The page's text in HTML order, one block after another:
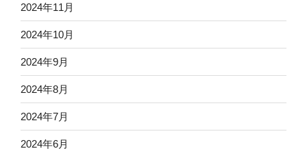
2024年11月
2024年10月
2024年9月
2024年8月
2024年7月
2024年6月